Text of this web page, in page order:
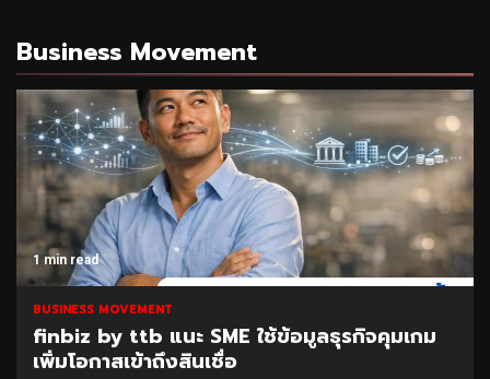
Business Movement
1 min read
BUSINESS MOVEMENT
finbiz by ttb แนะ SME ใช้ข้อมูลธุรกิจคุมเกม
เพิ่มโอกาสเข้าถึงสินเชื่อ